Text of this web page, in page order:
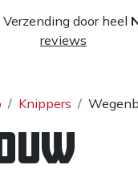
Verzending door heel
reviews​
Knippers